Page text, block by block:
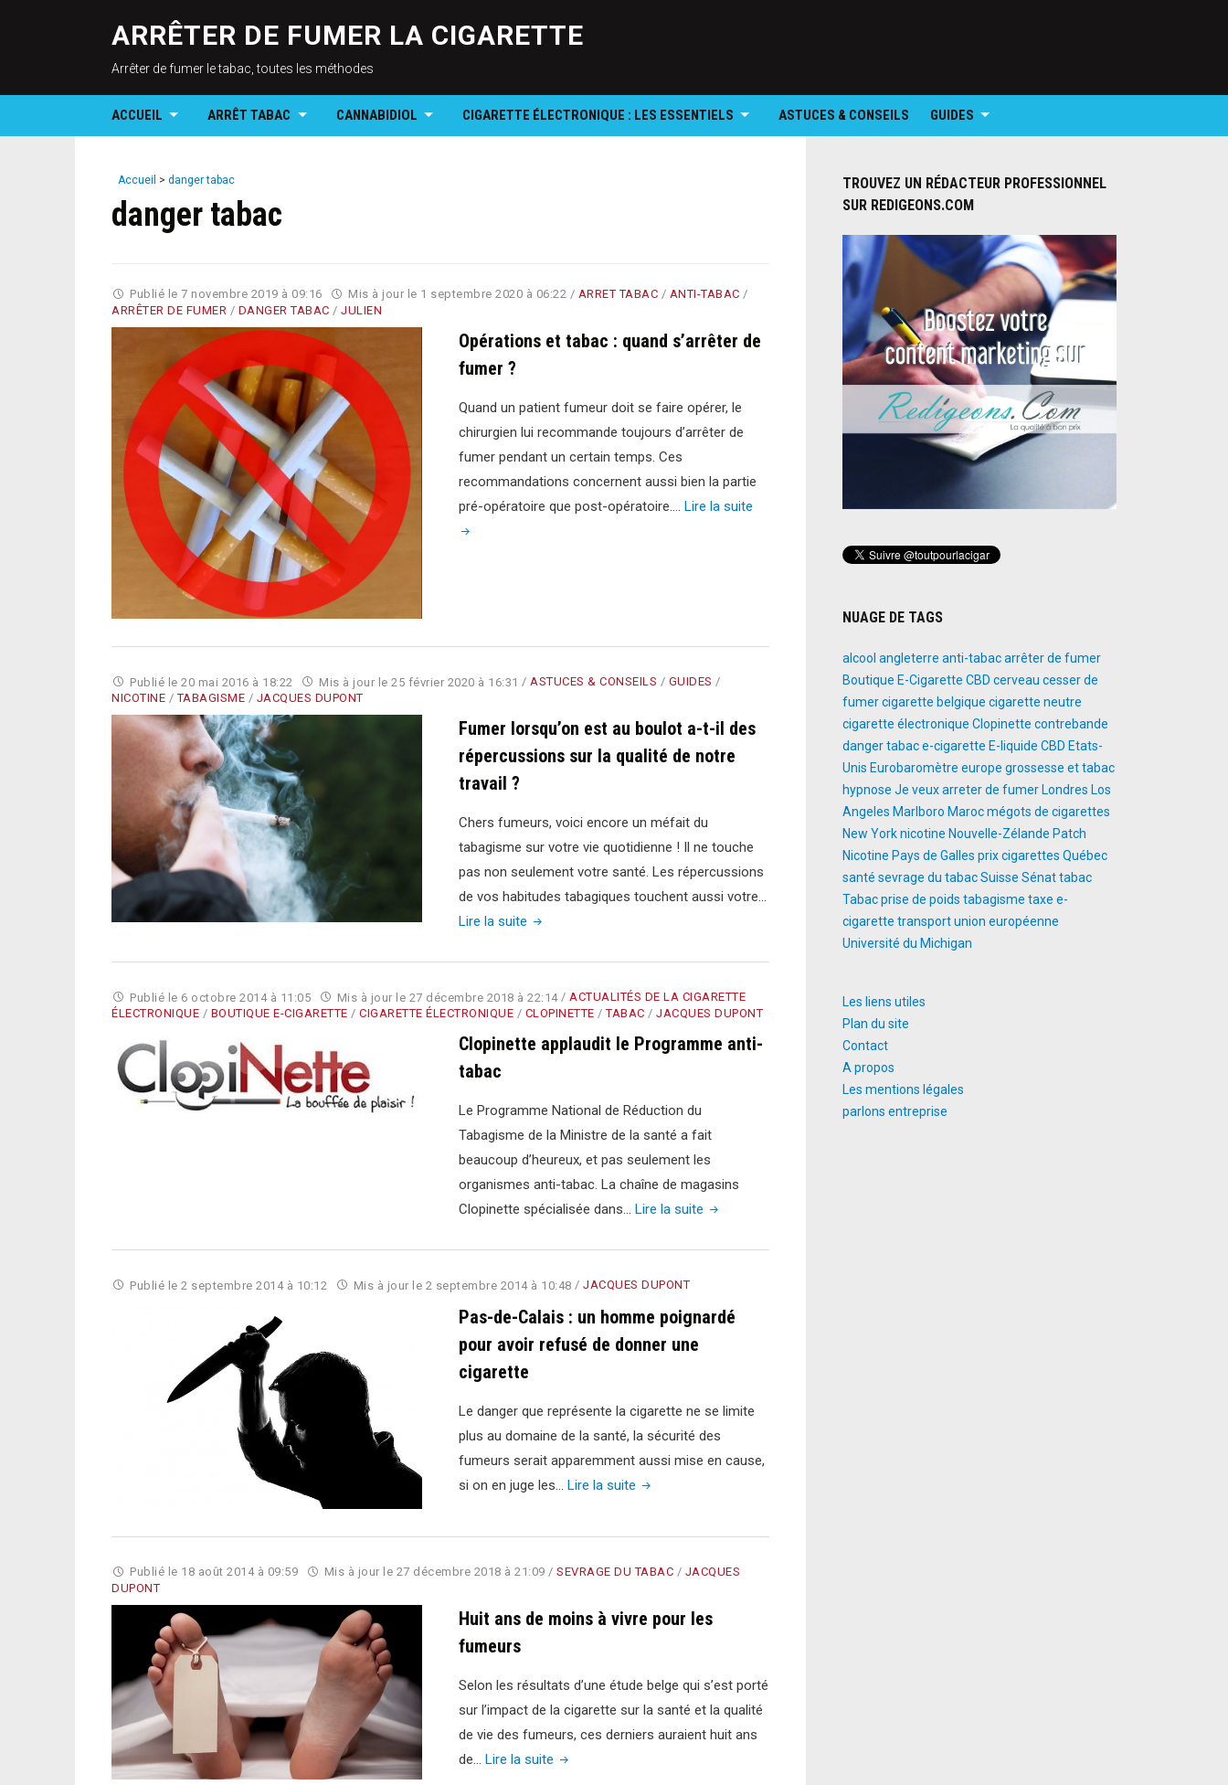
ARRÊTER DE FUMER LA CIGARETTE
Arrêter de fumer le tabac, toutes les méthodes
ACCUEIL ARRÊT TABAC CANNABIDIOL CIGARETTE ÉLECTRONIQUE : LES ESSENTIELS ASTUCES & CONSEILS GUIDES
Accueil > danger tabac
danger tabac
Publié le 7 novembre 2019 à 09:16 Mis à jour le 1 septembre 2020 à 06:22 / ARRET TABAC / ANTI-TABAC /
ARRÊTER DE FUMER / DANGER TABAC / JULIEN
Opérations et tabac : quand s’arrêter de
fumer ?
Quand un patient fumeur doit se faire opérer, le
chirurgien lui recommande toujours d’arrêter de
fumer pendant un certain temps. Ces
recommandations concernent aussi bien la partie
pré-opératoire que post-opératoire.… Lire la suite
Publié le 20 mai 2016 à 18:22 Mis à jour le 25 février 2020 à 16:31 / ASTUCES & CONSEILS / GUIDES /
NICOTINE /TABAGISME / JACQUES DUPONT
Fumer lorsqu’on est au boulot a-t-il des
répercussions sur la qualité de notre
travail ?
Chers fumeurs, voici encore un méfait du
tabagisme sur votre vie quotidienne ! Il ne touche
pas non seulement votre santé. Les répercussions
de vos habitudes tabagiques touchent aussi votre…
Lire la suite "Fumer
au
boulot
a-
des
répercussions
sur
la
qualité
travail
?"
Publié le 6 octobre 2014 à 11:05 Mis à jour le 27 décembre 2018 à 22:14 / ACTUALITÉS DE LA CIGARETTE
ÉLECTRONIQUE / BOUTIQUE E-CIGARETTE / CIGARETTE ÉLECTRONIQUE / CLOPINETTE /TABAC / JACQUES DUPONT
Clopinette applaudit le Programme anti-
tabac
Le Programme National de Réduction du
Tabagisme de la Ministre de la santé a fait
beaucoup d’heureux, et pas seulement les
organismes anti-tabac. La chaîne de magasins
Clopinette spécialisée dans… Lire la suite "Clopinette
anti-
Publié le 2 septembre 2014 à 10:12 Mis à jour le 2 septembre 2014 à 10:48 / JACQUES DUPONT
Pas-de-Calais : un homme poignardé
pour avoir refusé de donner une
cigarette
Le danger que représente la cigarette ne se limite
plus au domaine de la santé, la sécurité des
fumeurs serait apparemment aussi mise en cause,
si on en juge les… Lire la suite "Pas-
Calais
poignardé
avoir
refusé
de
Publié le 18 août 2014 à 09:59 Mis à jour le 27 décembre 2018 à 21:09 / SEVRAGE DU TABAC / JACQUES
DUPONT
Huit ans de moins à vivre pour les
fumeurs
Selon les résultats d’une étude belge qui s’est porté
sur l’impact de la cigarette sur la santé et la qualité
de vie des fumeurs, ces derniers auraient huit ans
de… Lire la suite "Huit
TROUVEZ UN RÉDACTEUR PROFESSIONNEL
SUR REDIGEONS.COM
NUAGE DE TAGS
alcool angleterre anti-tabacarrêter de fumer
Boutique E-Cigarette CBD cerveau cesser de
fumercigarette belgique cigarette neutre
cigarette électronique Clopinette contrebande
danger tabace-cigarette E-liquide CBD Etats-
Unis Eurobaromètre europe grossesse et tabac
hypnose Je veux arreter de fumer Londres Los
Angeles Marlboro Marocmégots de cigarettes
New Yorknicotine Nouvelle-Zélande Patch
Nicotine Pays de Galles prix cigarettes Québec
santé sevrage du tabacSuisse Sénattabac
Tabac prise de poids tabagisme taxe e-
cigarette transportunion européenne
Université du Michigan
Les liens utiles
Plan du site
Contact
A propos
Les mentions légales
parlons entreprise